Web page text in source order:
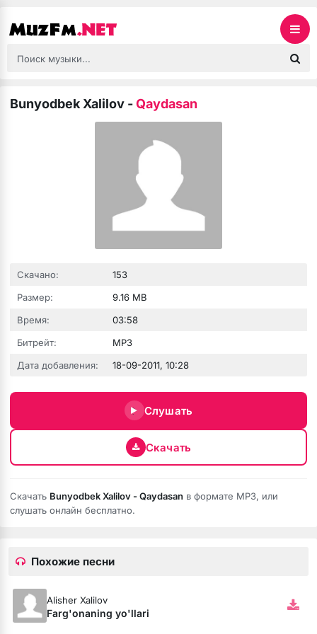
Bunyodbek Xalilov -Qaydasan
Скачано:
153
Размер:
9.16 MB
Время:
03:58
Битрейт:
MP3
Дата добавления:
18-09-2011, 10:28
Слушать
Скачать
Скачать Bunyodbek Xalilov - Qaydasan в формате MP3, или
слушать онлайн бесплатно.
Похожие песни
Alisher Xalilov
Farg'onaning yo'llari